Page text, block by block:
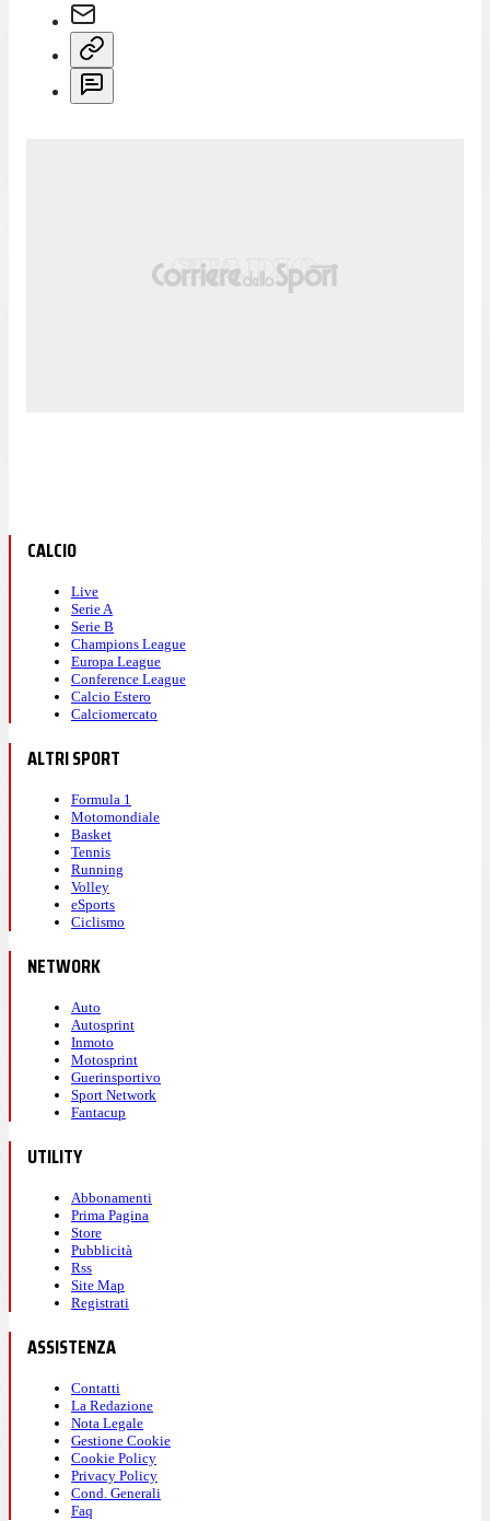
CALCIO
Live
Serie A
Serie B
Champions League
Europa League
Conference League
Calcio Estero
Calciomercato
ALTRI SPORT
Formula 1
Motomondiale
Basket
Tennis
Running
Volley
eSports
Ciclismo
NETWORK
Auto
Autosprint
Inmoto
Motosprint
Guerinsportivo
Sport Network
Fantacup
UTILITY
Abbonamenti
Prima Pagina
Store
Pubblicità
Rss
Site Map
Registrati
ASSISTENZA
Contatti
La Redazione
Nota Legale
Gestione Cookie
Cookie Policy
Privacy Policy
Cond. Generali
Faq